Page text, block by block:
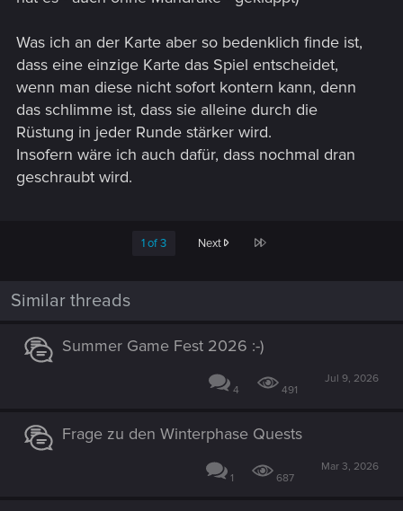
Was ich an der Karte aber so bedenklich finde ist,
dass eine einzige Karte das Spiel entscheidet,
wenn man diese nicht sofort kontern kann, denn
das schlimme ist, dass sie alleine durch die
Rüstung in jeder Runde stärker wird.
Insofern wäre ich auch dafür, dass nochmal dran
geschraubt wird.
1 of 3 Next Last
Similar threads
Summer Game Fest 2026 :-)
4 491
Jul 9, 2026
Frage zu den Winterphase Quests
1 687
Mar 3, 2026